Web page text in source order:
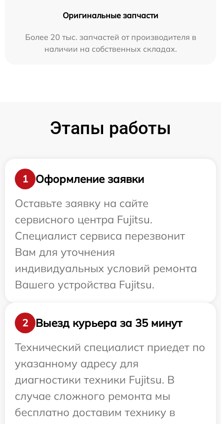
Оригинальные запчасти
Более 20 тыс. запчастей от производителя в
наличии на собственных складах.
Этапы работы
1
Оформление заявки
Оставьте заявку на сайте
сервисного центра Fujitsu.
Специалист сервиса перезвонит
Вам для уточнения
индивидуальных условий ремонта
Вашего устройства Fujitsu.
2
Выезд курьера за 35 минут
Технический специалист приедет по
указанному адресу для
диагностики техники Fujitsu. В
случае сложного ремонта мы
бесплатно доставим технику в